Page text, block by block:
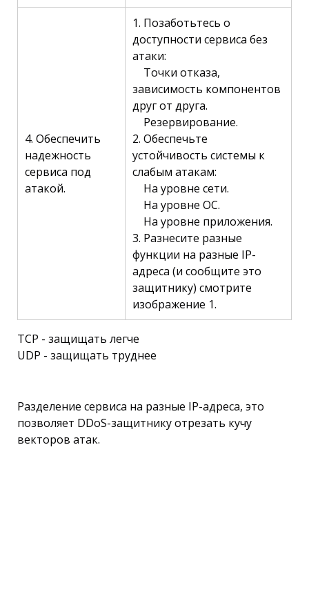
4. Обеспечить
надежность
сервиса под
атакой.
1. Позаботьтесь о
доступности сервиса без
атаки:
Точки отказа,
зависимость компонентов
друг от друга.
Резервирование.
2. Обеспечьте
устойчивость системы к
слабым атакам:
На уровне сети.
На уровне ОС.
На уровне приложения.
3. Разнесите разные
функции на разные IP-
адреса (и сообщите это
защитнику) смотрите
изображение 1.
TCP - защищать легче
UDP - защищать труднее
Разделение сервиса на разные IP-адреса, это
позволяет DDoS-защитнику отрезать кучу
векторов атак.